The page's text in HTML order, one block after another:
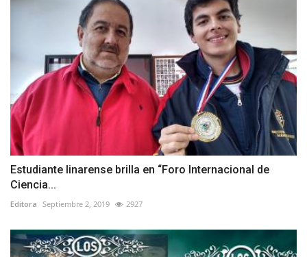
Estudiante linarense brilla en “Foro Internacional de
Ciencia...
Editora Septiembre 2, 2019 2927